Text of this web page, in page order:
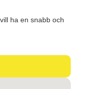
ha en snabb och